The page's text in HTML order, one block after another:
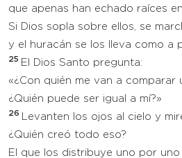
que apenas han echado raíces
Si Dios sopla sobre ellos, se
y el huracán se los lleva como a
25 El Dios Santo pregunta:
«¿Con quién me van a comparar
¿Quién puede ser igual a mí?»
26
Levanten los ojos al cielo y
¿Quién creó todo eso?
El que los distribuye uno por uno